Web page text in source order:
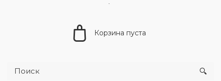
Корзина пуста